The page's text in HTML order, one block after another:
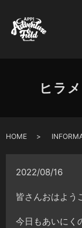
ヒラ
HOME
2022/08/16
皆さんおはよう
今日もあいにく